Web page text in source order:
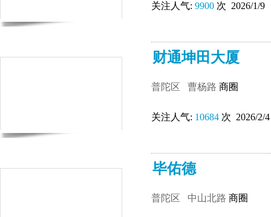
关注人气: 9900 次 2026/1/9
财通坤田大厦
普陀区 曹杨路 商圈
关注人气: 10684 次 2026/2/4
毕佑德
普陀区 中山北路 商圈